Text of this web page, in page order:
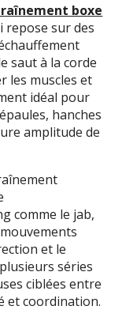
boxe
repose sur des
saut à la corde
les muscles et
idéal pour
hanches
amplitude de
comme le jab,
et le
séries
ciblées entre
et coordination.